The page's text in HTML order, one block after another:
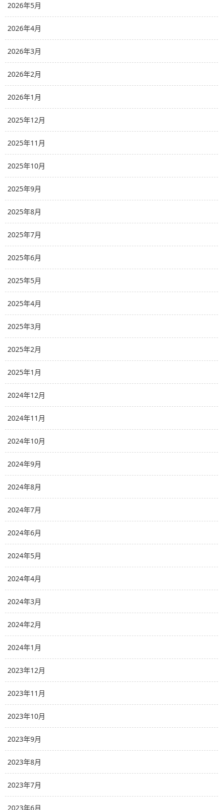
2026年5月
2026年4月
2026年3月
2026年2月
2026年1月
2025年12月
2025年11月
2025年10月
2025年9月
2025年8月
2025年7月
2025年6月
2025年5月
2025年4月
2025年3月
2025年2月
2025年1月
2024年12月
2024年11月
2024年10月
2024年9月
2024年8月
2024年7月
2024年6月
2024年5月
2024年4月
2024年3月
2024年2月
2024年1月
2023年12月
2023年11月
2023年10月
2023年9月
2023年8月
2023年7月
2023年6月